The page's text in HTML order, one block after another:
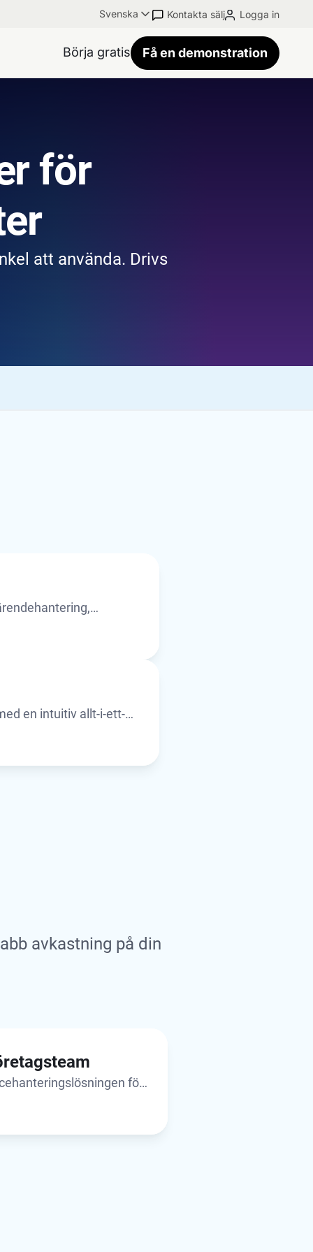
Svenska Kontakta sälj Logga in
Börja gratis Få en demonstration
för
att använda. Drivs
en intuitiv allt-i-ett-
avkastning på din
för